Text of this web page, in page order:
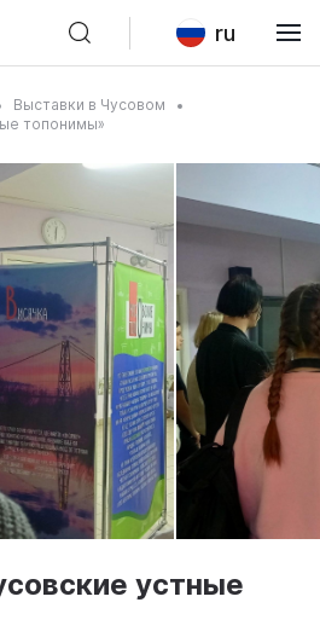
ru
Выставки в Чусовом
топонимы»
устные